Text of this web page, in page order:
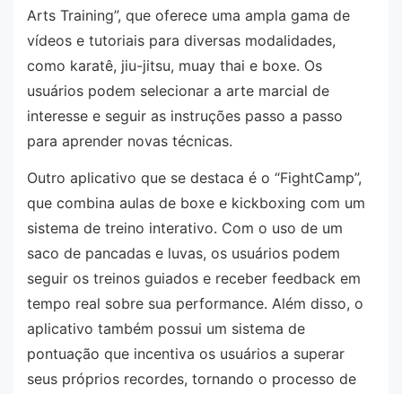
Arts Training”, que oferece uma ampla gama de
vídeos e tutoriais para diversas modalidades,
como karatê, jiu-jitsu, muay thai e boxe. Os
usuários podem selecionar a arte marcial de
interesse e seguir as instruções passo a passo
para aprender novas técnicas.
Outro aplicativo que se destaca é o “FightCamp”,
que combina aulas de boxe e kickboxing com um
sistema de treino interativo. Com o uso de um
saco de pancadas e luvas, os usuários podem
seguir os treinos guiados e receber feedback em
tempo real sobre sua performance. Além disso, o
aplicativo também possui um sistema de
pontuação que incentiva os usuários a superar
seus próprios recordes, tornando o processo de